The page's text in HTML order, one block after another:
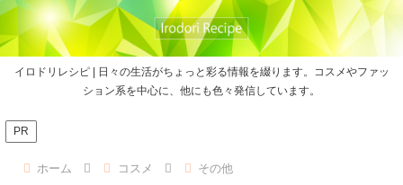
イロドリレシピ | 日々の生活がちょっと彩る情報を綴ります。コスメやファッ
ション系を中心に、他にも色々発信しています。
PR
ホーム コスメ その他